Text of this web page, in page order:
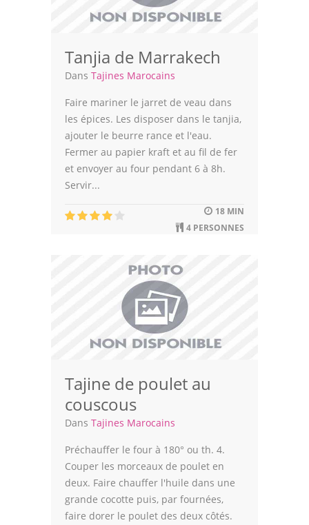
Tanjia de Marrakech
Dans Tajines Marocains
Faire mariner le jarret de veau dans
les épices. Les disposer dans le tanjia,
ajouter le beurre rance et l'eau.
Fermer au papier kraft et au fil de fer
et envoyer au four pendant 6 à 8h.
Servir...
18 MIN
4 PERSONNES
Tajine de poulet au
couscous
Dans Tajines Marocains
Préchauffer le four à 180° ou th. 4.
Couper les morceaux de poulet en
deux. Faire chauffer l'huile dans une
grande cocotte puis, par fournées,
faire dorer le poulet des deux côtés.